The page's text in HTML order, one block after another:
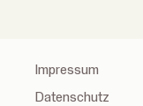
Impressum
Datenschutz